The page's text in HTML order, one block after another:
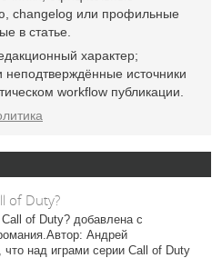
changelog или профильные
в статье.
характер;
источники
workflow публикации.
of Duty?
of Duty? добавлена с
Андрей
над играми серии Call of Duty